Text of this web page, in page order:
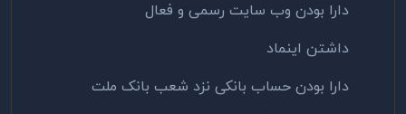
دارا بودن وب سایت رسمی و فعال
داشتن اینماد
دارا بودن حساب بانکی نزد شعب بانک ملت